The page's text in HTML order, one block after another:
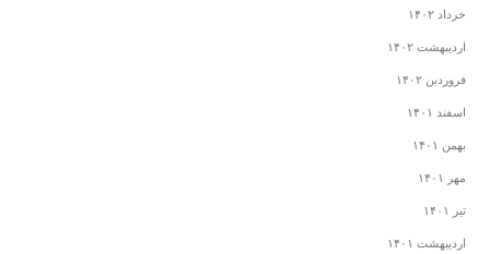
خرداد ۱۴۰۲
اردیبهشت ۱۴۰۲
فروردین ۱۴۰۲
اسفند ۱۴۰۱
بهمن ۱۴۰۱
مهر ۱۴۰۱
تیر ۱۴۰۱
اردیبهشت ۱۴۰۱